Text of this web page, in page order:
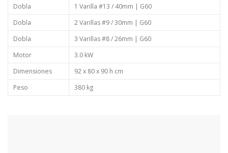
Dobla
1 Varilla #13 / 40mm | G60
Dobla
2 Varillas #9 / 30mm | G60
Dobla
3 Varillas #8 / 26mm | G60
Motor
3.0 kW
Dimensiones
92 x 80 x 90 h cm
Peso
380 kg